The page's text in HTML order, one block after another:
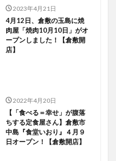
2023年4月21日
4月12日、倉敷の玉島に焼
肉屋「焼肉10月10日」がオ
ープンしました！【倉敷開
店】
2022年4月20日
【「食べる＝幸せ」が腹落
ちする定食屋さん】倉敷市
中島『食堂いおり』４月９
日オープン！【倉敷開店】